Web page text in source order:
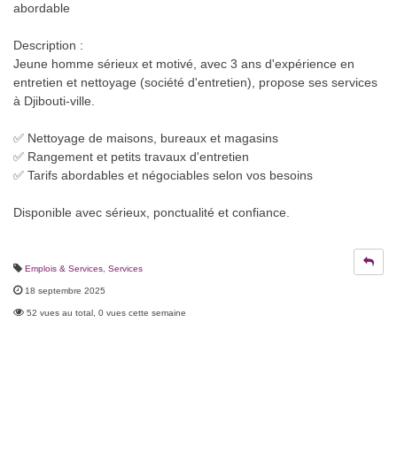
abordable
Description :
Jeune homme sérieux et motivé, avec 3 ans d'expérience en
entretien et nettoyage (société d'entretien), propose ses services
à Djibouti-ville.
✅ Nettoyage de maisons, bureaux et magasins
✅ Rangement et petits travaux d'entretien
✅ Tarifs abordables et négociables selon vos besoins
Disponible avec sérieux, ponctualité et confiance.
Emplois & Services Services
18 septembre 2025
52 vues au total, 0 vues cette semaine